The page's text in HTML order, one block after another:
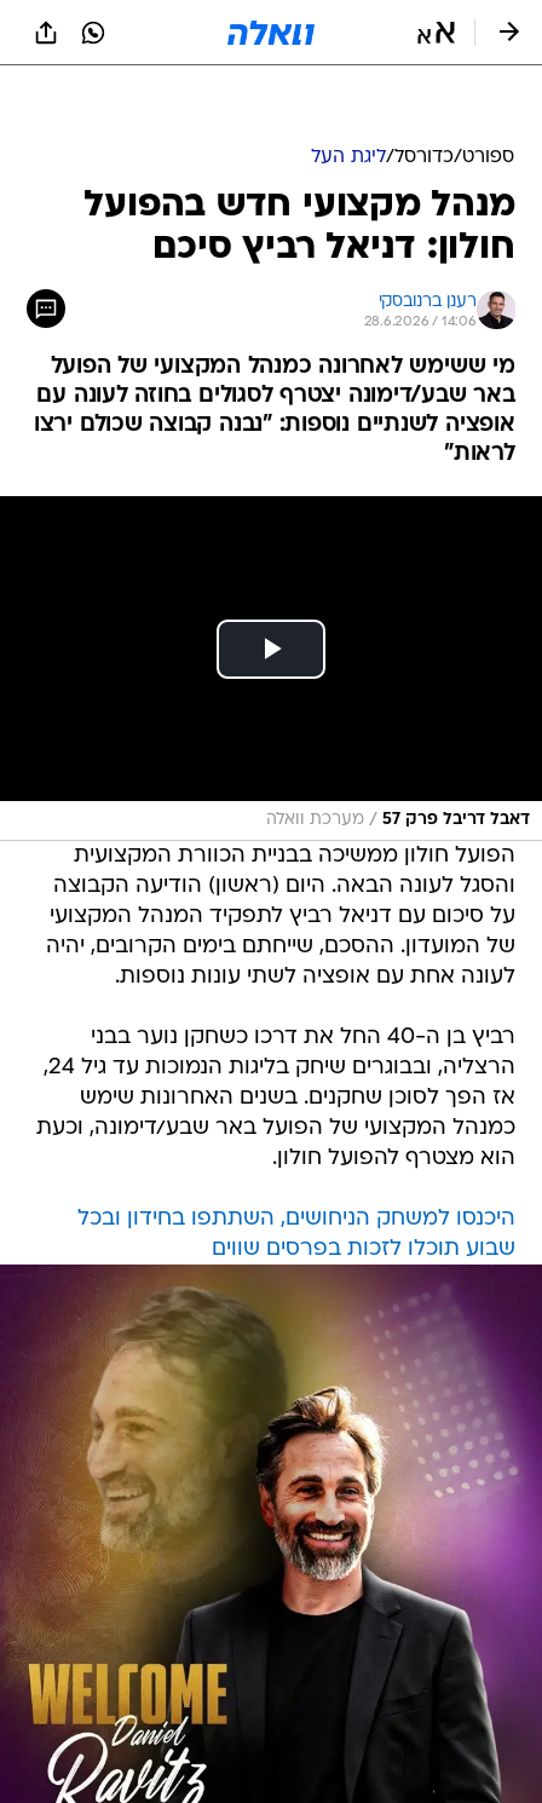
ספורט/כדורסל/ליגת העל
מנהל מקצועי חדש בהפועל
חולון: דניאל רביץ סיכם
רענן ברנובסקי
28.6.2026 / 14:06
מי ששימש לאחרונה כמנהל המקצועי של הפועל
באר שבע/דימונה יצטרף לסגולים בחוזה לעונה עם
אופציה לשנתיים נוספות: "נבנה קבוצה שכולם ירצו
לראות"
דאבל דריבל פרק 57 / מערכת וואלה
הפועל חולון ממשיכה בבניית הכוורת המקצועית
והסגל לעונה הבאה. היום (ראשון) הודיעה הקבוצה
על סיכום עם דניאל רביץ לתפקיד המנהל המקצועי
של המועדון. ההסכם, שייחתם בימים הקרובים, יהיה
לעונה אחת עם אופציה לשתי עונות נוספות.
רביץ בן ה-40 החל את דרכו כשחקן נוער בבני
הרצליה, ובבוגרים שיחק בליגות הנמוכות עד גיל 24,
אז הפך לסוכן שחקנים. בשנים האחרונות שימש
כמנהל המקצועי של הפועל באר שבע/דימונה, וכעת
הוא מצטרף להפועל חולון.
היכנסו למשחק הניחושים, השתתפו בחידון ובכל
שבוע תוכלו לזכות בפרסים שווים